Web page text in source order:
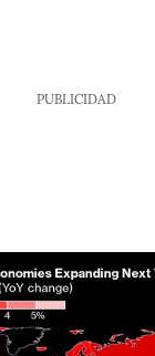
PUBLICIDAD